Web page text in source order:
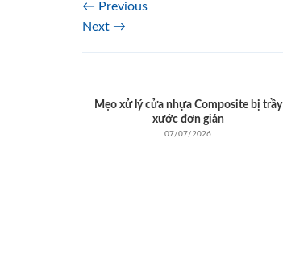
← Previous
Next →
Mẹo xử lý cửa nhựa Composite bị trầy
xước đơn giản
07/07/2026